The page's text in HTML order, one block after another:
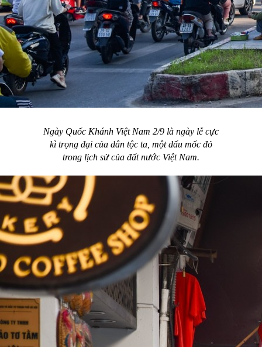
Ngày Quốc Khánh Việt Nam 2/9 là ngày lễ cực
kì trọng đại của dân tộc ta, một dấu mốc đỏ
trong lịch sử của đất nước Việt Nam.